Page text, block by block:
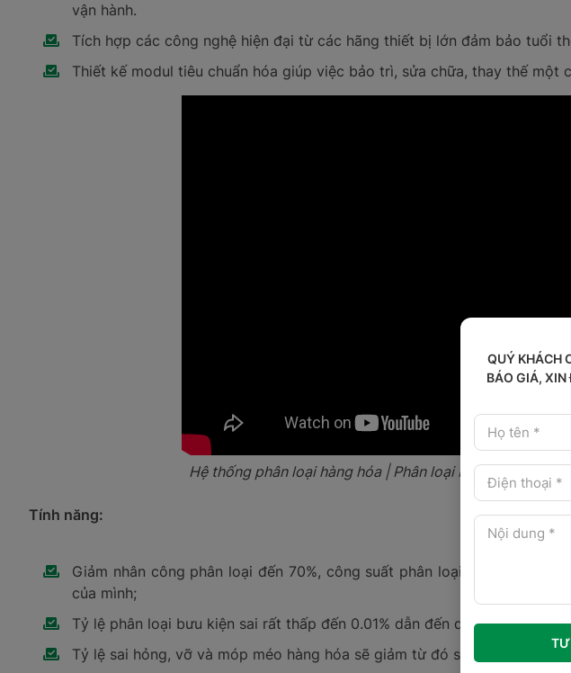
vận hành.
Tích hợp các công nghệ hiện đại từ các hãng thiết bị lớn đảm bảo tuổi
Thiết kế modul tiêu chuẩn hóa giúp việc bảo trì, sửa chữa, thay thế một
Hệ thống phân loại hàng hóa | Phân loại bưu kiện tự
Tính năng:
Giảm nhân công phân loại đến 70%, công suất phân loại tăng lên từ
của mình;
Tỷ lệ phân loại bưu kiện sai rất thấp đến 0.01% dẫn đến dịch vụ của
Tỷ lệ sai hỏng, vỡ và móp méo hàng hóa sẽ giảm từ đó sẽ nâng cao
QUÝ KHÁCH
BÁO GIÁ,
TƯ